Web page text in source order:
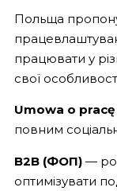
Польща
працювати у
свої
Umowa o pracę
повним
B2B (ФОП)—
оптимізувати